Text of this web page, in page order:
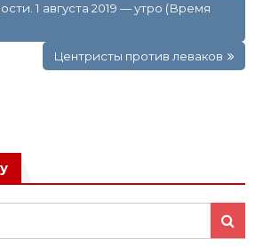
1 августа 2019 — утро (Время
Центристы против леваков
Search